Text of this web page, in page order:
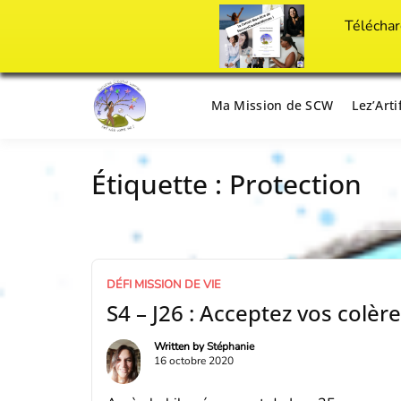
Passer
Success
Il est temps d'ART'ivez votre vie !
Ma Mission de SCW
Étiquette : Protection
DÉFI MISSION DE VIE
S4 – J26 : Acceptez vos
Written byStéphanie
16 octobre 2020